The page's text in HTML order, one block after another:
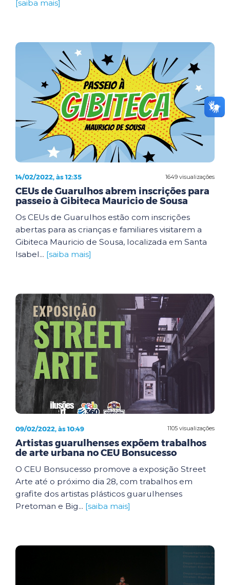
[saiba mais]
1649 visualizações
14/02/2022, às 12:35
CEUs de Guarulhos abrem inscrições para
passeio à Gibiteca Mauricio de Sousa
Os CEUs de Guarulhos estão com inscrições
abertas para as crianças e familiares visitarem a
Gibiteca Mauricio de Sousa, localizada em Santa
Isabel... [saiba mais]
1105 visualizações
09/02/2022, às 10:49
Artistas guarulhenses expõem trabalhos
de arte urbana no CEU Bonsucesso
O CEU Bonsucesso promove a exposição Street
Arte até o próximo dia 28, com trabalhos em
grafite dos artistas plásticos guarulhenses
Pretoman e Big... [saiba mais]